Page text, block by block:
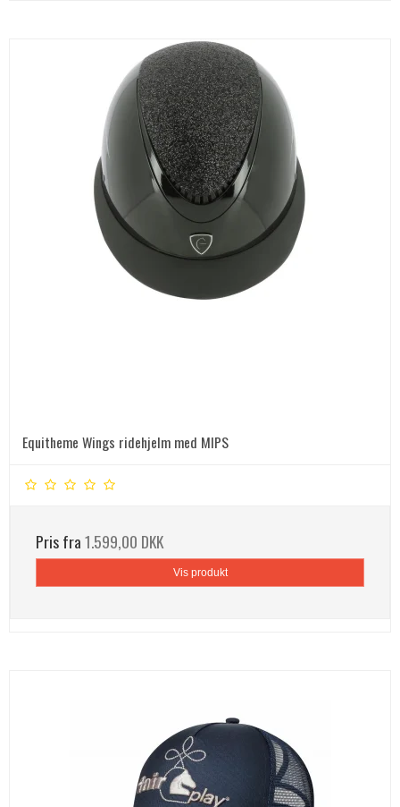
Equitheme Wings ridehjelm med MIPS
Pris fra1.599,00 DKK
Vis produkt